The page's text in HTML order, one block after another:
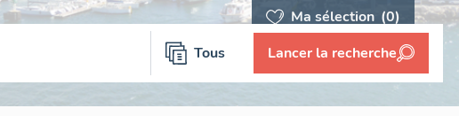
Ma sélection (0)
Tous Lancer la recherche